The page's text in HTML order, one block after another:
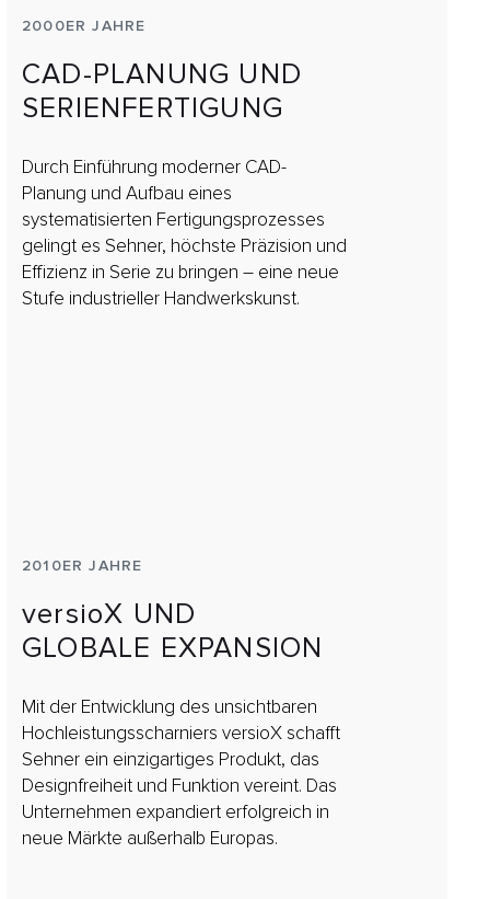
Durch Einführung moderner CAD-
Planung und Aufbau eines
systematisierten Fertigungsprozesses
gelingt es Sehner, höchste Präzision und
Effizienz in Serie zu bringen – eine neue
Stufe industrieller Handwerkskunst.
CAD-PLANUNG UND
SERIENFERTIGUNG
2000ER JAHRE
Mit der Entwicklung des unsichtbaren
Hochleistungsscharniers versioX schafft
Sehner ein einzigartiges Produkt, das
Designfreiheit und Funktion vereint. Das
Unternehmen expandiert erfolgreich in
neue Märkte außerhalb Europas.
versioX UND
GLOBALE EXPANSION
2010ER JAHRE